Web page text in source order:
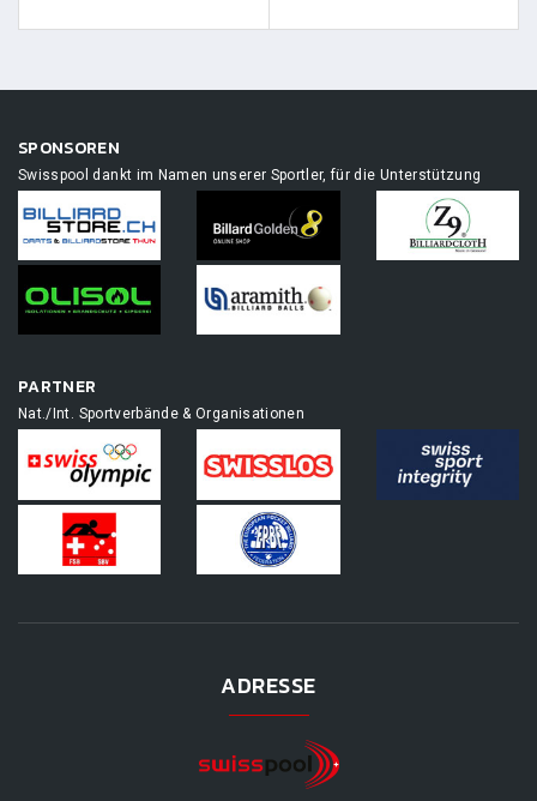
SPONSOREN
Swisspool dankt im Namen unserer Sportler, für die Unterstützung
PARTNER
Nat./Int. Sportverbände & Organisationen
ADRESSE